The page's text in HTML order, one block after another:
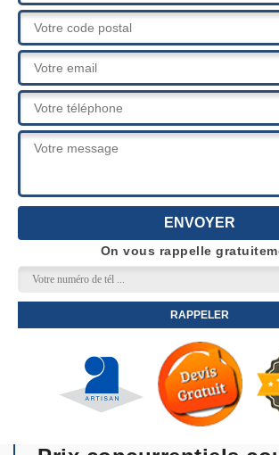
On vous rappelle